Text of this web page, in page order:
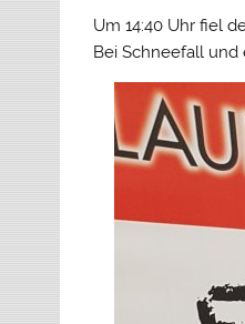
Um 14:40 Uhr fiel
Bei Schneefall